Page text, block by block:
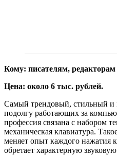
Кому: писателям,
Цена: около 6 тыс. рублей.
Самый трендовый, стильный и
подолгу работающих за
профессия связана с набором
механическая клавиатура.
меняет опыт каждого нажатия
обретает характерную